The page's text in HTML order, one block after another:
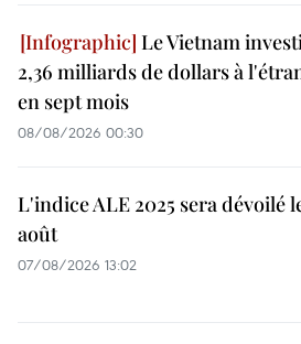
Le Vietnam
2,36 milliards de dollars à
en sept mois
08/08/2026 00:30
L'indice ALE 2025 sera dévoilé
août
07/08/2026 13:02